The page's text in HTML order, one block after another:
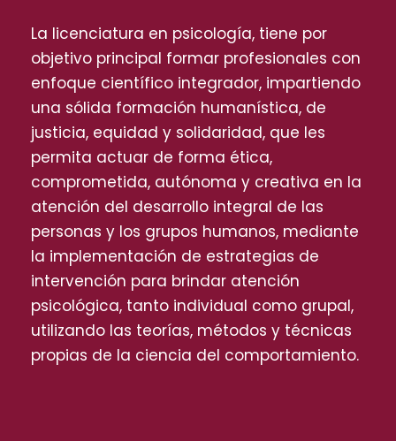
La licenciatura en psicología, tiene por
objetivo principal formar profesionales con
enfoque científico integrador, impartiendo
una sólida formación humanística, de
justicia, equidad y solidaridad, que les
permita actuar de forma ética,
comprometida, autónoma y creativa en la
atención del desarrollo integral de las
personas y los grupos humanos, mediante
la implementación de estrategias de
intervención para brindar atención
psicológica, tanto individual como grupal,
utilizando las teorías, métodos y técnicas
propias de la ciencia del comportamiento.